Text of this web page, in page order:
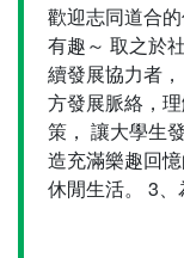
歡迎志同道合
有趣～ 取之於
續發展協力者
方發展脈絡，
策， 讓大學生
造充滿樂趣回
休閒生活。 3、